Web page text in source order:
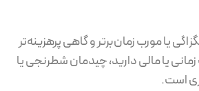
یا مورب زمان‌برتر و گاهی پرهزینه‌تر
یا مالی دارید، چیدمان شطرنجی یا
است.